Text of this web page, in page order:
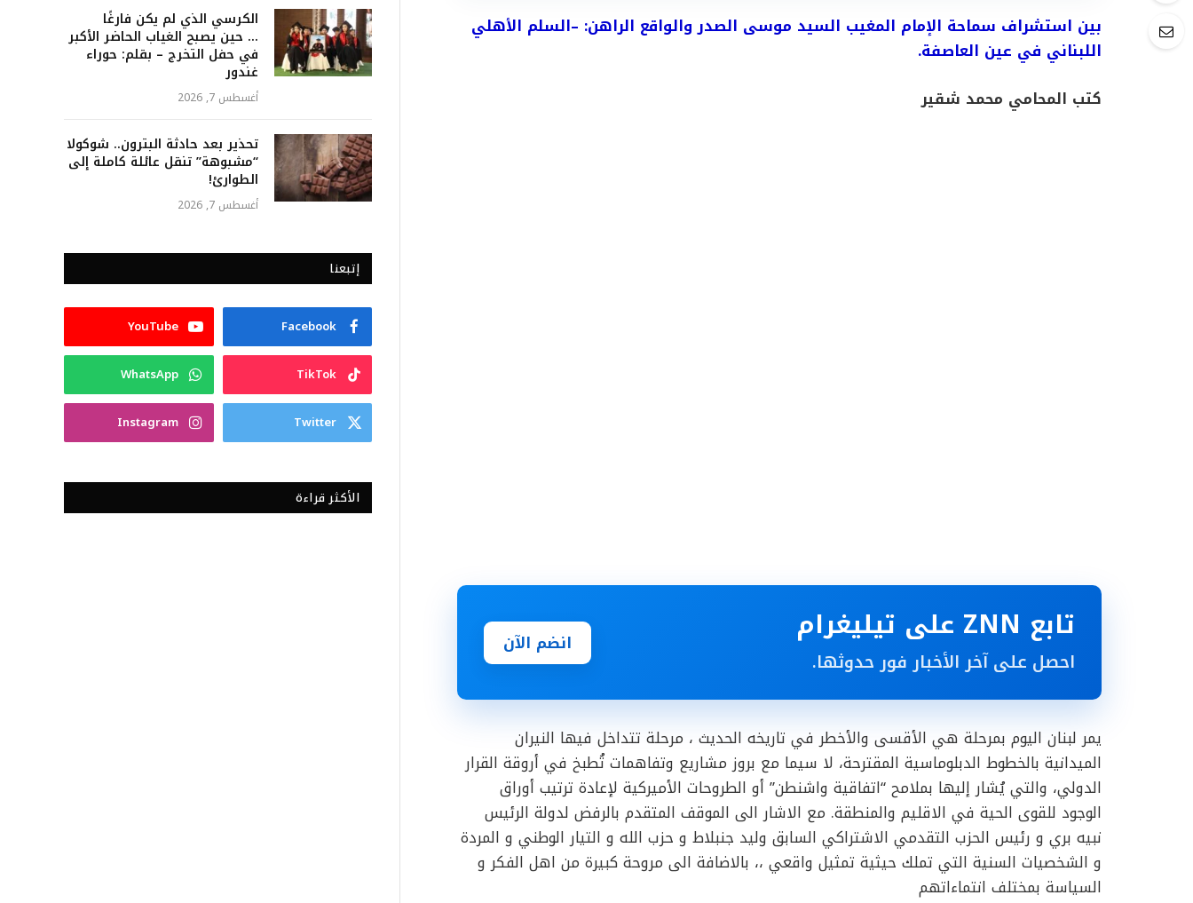
بين استشراف سماحة الإمام المغيب السيد موسى الصدر والواقع الراهن: –السلم الأهلي
اللبناني في عين العاصفة.
كتب المحامي محمد شقير
تابع ZNN على تيليغرام
احصل على آخر الأخبار فور حدوثها.
انضم الآن
يمر لبنان اليوم بمرحلة هي الأقسى والأخطر في تاريخه الحديث ، مرحلة تتداخل فيها النيران
الميدانية بالخطوط الدبلوماسية المقترحة، لا سيما مع بروز مشاريع وتفاهمات تُطبخ في أروقة القرار
الدولي، والتي يُشار إليها بملامح “اتفاقية واشنطن” أو الطروحات الأميركية لإعادة ترتيب أوراق
الوجود للقوى الحية في الاقليم والمنطقة. مع الاشار الى الموقف المتقدم بالرفض لدولة الرئيس
نبيه بري و رئيس الحزب التقدمي الاشتراكي السابق وليد جنبلاط و حزب الله و التيار الوطني و المردة
و الشخصيات السنية التي تملك حيثية تمثيل واقعي ،، بالاضافة الى مروحة كبيرة من اهل الفكر و
السياسة بمختلف انتماءاتهم
الكرسي الذي لم يكن فارغًا
… حين يصبح الغياب الحاضر الأكبر
في حفل التخرج – بقلم: حوراء
غندور
أغسطس 7, 2026
تحذير بعد حادثة البترون.. شوكولا
“مشبوهة” تنقل عائلة كاملة إلى
الطوارئ!
أغسطس 7, 2026
إتبعنا
Facebook
YouTube
TikTok
WhatsApp
Twitter
Instagram
الأكثر قراءة